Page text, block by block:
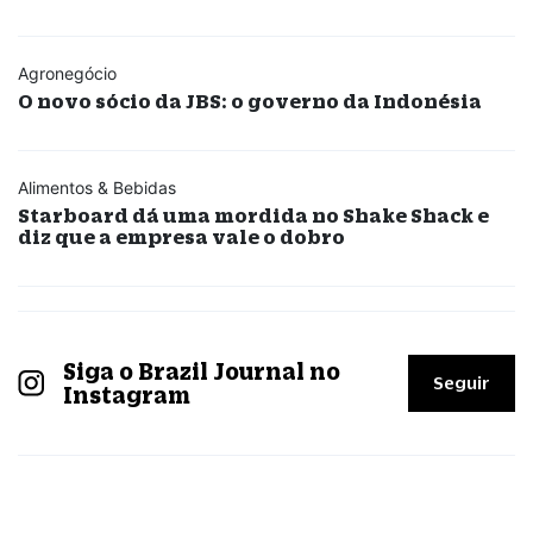
Agronegócio
O novo sócio da JBS: o governo da Indonésia
Alimentos & Bebidas
Starboard dá uma mordida no Shake Shack e
diz que a empresa vale o dobro
Siga o Brazil Journal no
Instagram
Seguir